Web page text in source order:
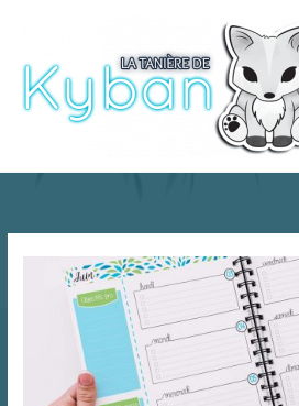
contenu